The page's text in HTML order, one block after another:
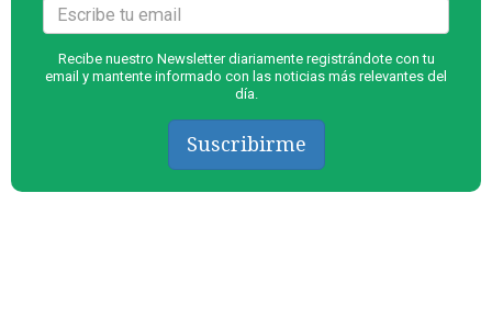
Recibe nuestro Newsletter diariamente registrándote con tu
email y mantente informado con las noticias más relevantes del
día.
Suscribirme